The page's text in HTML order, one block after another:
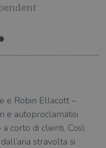
e Robin Ellacott –
e autoproclamatisi
a corto di clienti. Così,
stravolta si